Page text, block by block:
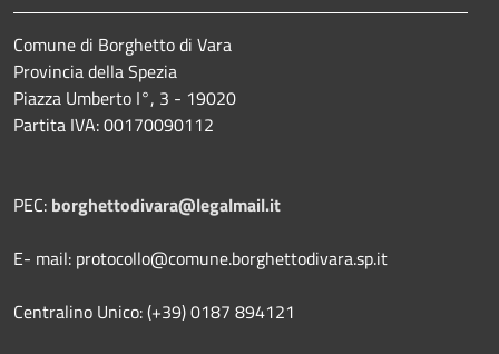
Comune di Borghetto di Vara
Provincia della Spezia
Piazza Umberto I°, 3 - 19020
Partita IVA: 00170090112
PEC: borghettodivara@legalmail.it
E- mail: protocollo@comune.borghettodivara.sp.it
Centralino Unico: (+39) 0187 894121